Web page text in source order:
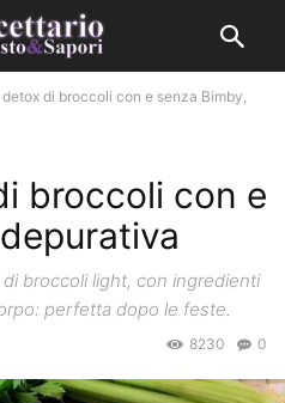
di broccoli con e senza Bimby,
broccoli con e
broccoli light, con ingredienti
perfetta dopo le feste.
0
8230